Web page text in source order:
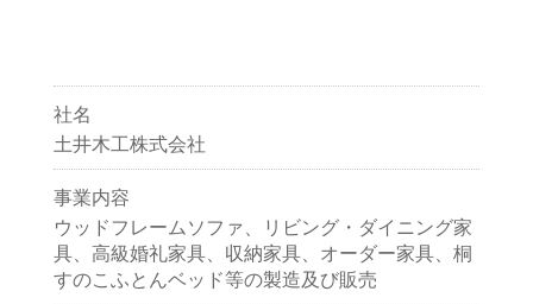
社名
土井木工株式会社
事業内容
ウッドフレームソファ、リビング・ダイニング家
具、高級婚礼家具、収納家具、オーダー家具、桐
すのこふとんベッド等の製造及び販売